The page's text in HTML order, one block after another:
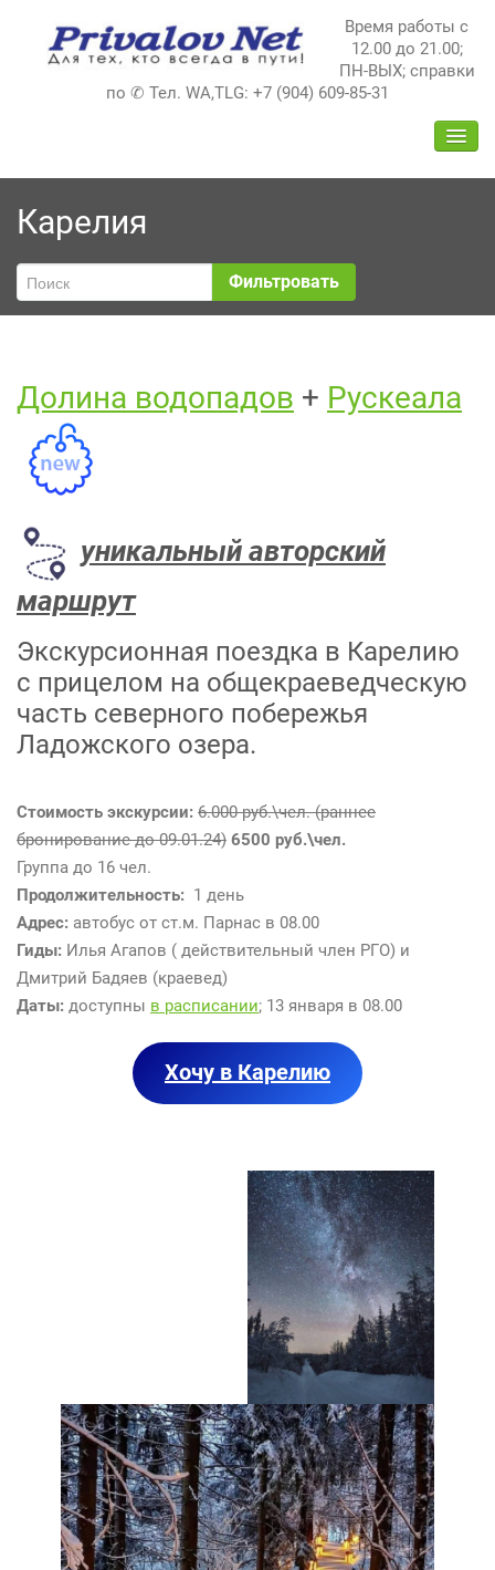
содержимому
Время работы с
12.00 до 21.00;
ПН-ВЫХ; справки
по ✆ Тел. WA,TLG: +7 (904) 609-85-31
Карелия
Фильтровать
Долина водопадов + Рускеала
уникальный авторский
маршрут
Экскурсионная поездка в Карелию
с прицелом на общекраеведческую
часть северного побережья
Ладожского озера.
Стоимость экскурсии: 6.000 руб.\чел. (раннее
бронирование до 09.01.24) 6500 руб.\чел.
Группа до 16 чел.
Продолжительность: 1 день
Адрес: автобус от ст.м. Парнас в 08.00
Гиды: Илья Агапов ( действительный член РГО) и
Дмитрий Бадяев (краевед)
Даты: доступны в расписании; 13 января в 08.00
Хочу в Карелию